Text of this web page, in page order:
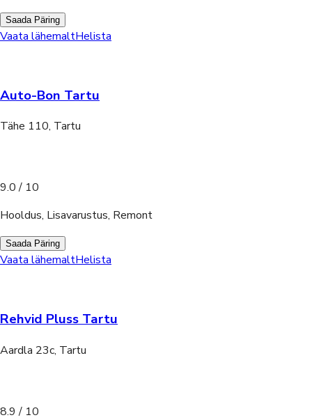
Saada Päring
Vaata lähemaltHelista
Auto-Bon Tartu
Tähe 110, Tartu
9.0 / 10
Hooldus, Lisavarustus, Remont
Saada Päring
Vaata lähemaltHelista
Rehvid Pluss Tartu
Aardla 23c, Tartu
8.9 / 10